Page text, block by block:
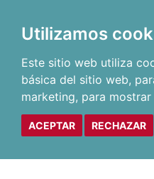
Utilizamos
Este sitio web utiliza
básica del sitio web,
marketing, para
ACEPTAR RECHAZAR